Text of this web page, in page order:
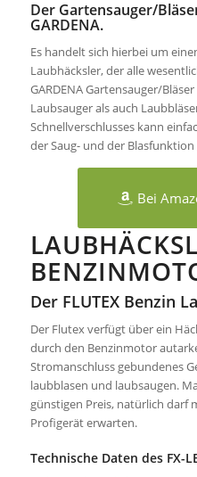
Der Gartensauger/
GARDENA.
Es handelt sich hierbei um
Laubhäcksler, der alle
GARDENA Gartensauger/
Laubsauger als auch
Schnellverschlusses kann
der Saug- und der
Bei
Der FLUTEX Benzin
Der Flutex verfügt über ein
durch den Benzinmotor
Stromanschluss gebundenes
laubblasen und laubsaugen.
günstigen Preis, natürlich darf
Profigerät erwarten.
Technische Daten des FX-